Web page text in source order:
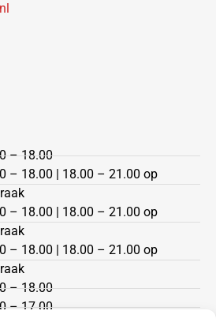
– 18.00
– 18.00 | 18.00 – 21.00 op
– 18.00 | 18.00 – 21.00 op
– 18.00 | 18.00 – 21.00 op
– 18.00
– 17.00